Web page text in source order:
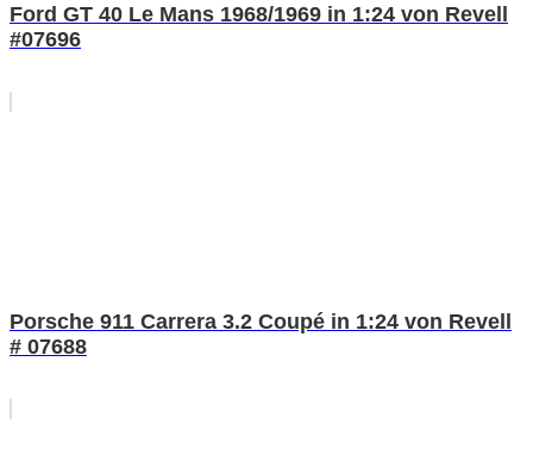
Ford GT 40 Le Mans 1968/1969 in 1:24 von Revell
#07696
Porsche 911 Carrera 3.2 Coupé in 1:24 von Revell
# 07688